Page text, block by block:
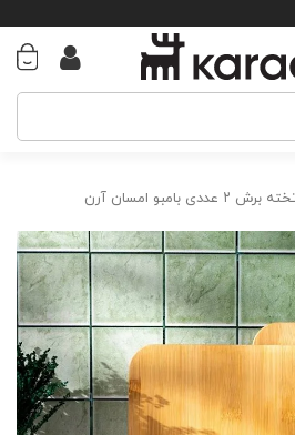
برش ۲ عددی بامبو امسان آرن